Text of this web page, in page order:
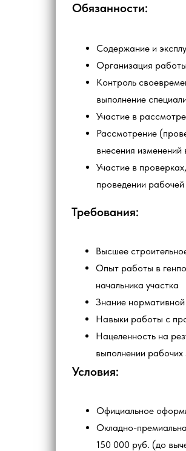
Обязанности:
Содержание и
Организация
Контроль
выполнение
Участие в
Рассмотрение
внесения изменений
Участие в
проведении
Требования:
Высшее
Опыт работы в
начальника участка
Знание
Навыки работы с
Нацеленность на
выполнении рабочих
Условия:
Официальное
Окладно-
150 000 руб. (до